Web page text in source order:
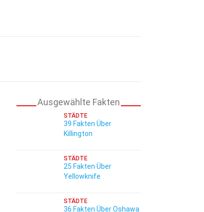
Ausgewählte Fakten
STÄDTE
39 Fakten Über
Killington
STÄDTE
25 Fakten Über
Yellowknife
STÄDTE
36 Fakten Über Oshawa